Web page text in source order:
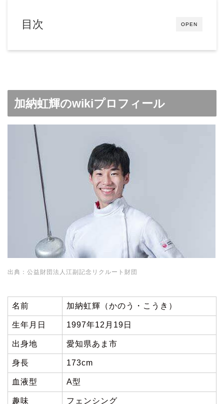
OPEN
目次
加納虹輝のwikiプロフィール
出典：公益財団法人江副記念リクルート財団
名前 加納虹輝（かのう・こうき）
生年月日 1997年12月19日
出身地 愛知県あま市
身長 173cm
血液型 A型
趣味 フェンシング